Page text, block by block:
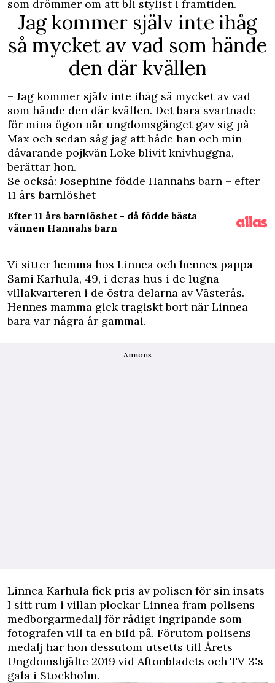
som drömmer om att bli stylist i framtiden.
Jag kommer själv inte ihåg
så mycket av vad som hände
den där kvällen
– Jag kommer själv inte ihåg så mycket av vad
som hände den där kvällen. Det bara svartnade
för mina ögon när ungdomsgänget gav sig på
Max och sedan såg jag att både han och min
dåvarande pojkvän Loke blivit knivhuggna,
berättar hon.
Se också: Josephine födde Hannahs barn – efter
11 års barnlöshet
Efter 11 års barnlöshet - då födde bästa
vännen Hannahs barn
Vi sitter hemma hos Linnea och hennes pappa
Sami Karhula, 49, i deras hus i de lugna
villakvarteren i de östra delarna av Västerås.
Hennes mamma gick tragiskt bort när Linnea
bara var några år gammal.
Annons
Linnea Karhula fick pris av polisen för sin insats
I sitt rum i villan plockar Linnea fram polisens
medborgarmedalj för rådigt ingripande som
fotografen vill ta en bild på. Förutom polisens
medalj har hon dessutom utsetts till Årets
Ungdomshjälte 2019 vid Aftonbladets och TV 3:s
gala i Stockholm.